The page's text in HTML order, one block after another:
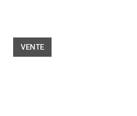
VENTE